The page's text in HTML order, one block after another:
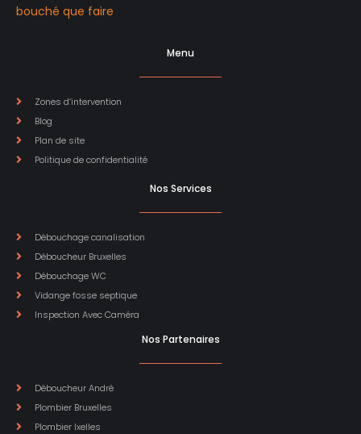
bouché que faire
Menu
Zones d’intervention
Blog
Plan de site
Politique de confidentialité
Nos Services
Débouchage canalisation
Déboucheur Bruxelles
Débouchage WC
Vidange fosse septique
Inspection Avec Caméra
Nos Partenaires
Déboucheur André
Plombier Bruxelles
Plombier Ixelles